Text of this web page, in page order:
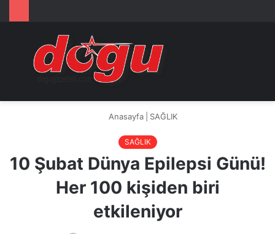
Arama
...
Anasayfa SAĞLIK
SAĞLIK
10 Şubat Dünya Epilepsi Günü!
Her 100 kişiden biri
etkileniyor